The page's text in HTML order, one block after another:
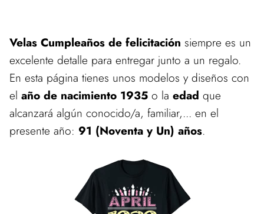
Velas Cumpleaños de felicitación siempre es un
excelente detalle para entregar junto a un regalo.
En esta página tienes unos modelos y diseños con
el año de nacimiento 1935 o la edad que
alcanzará algún conocido/a, familiar,... en el
presente año: 91 (Noventa y Un) años.